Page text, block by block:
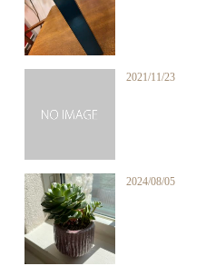
2021/11/23
2024/08/05